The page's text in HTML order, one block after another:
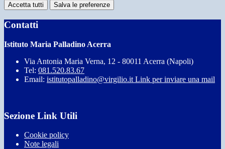
Accetta tutti Salva le preferenze
Contatti
Istituto Maria Palladino Acerra
Via Antonia Maria Verna, 12 - 80011 Acerra (Napoli)
Tel: 081.520.83.67
Email: istitutopalladino@virgilio.it Link per inviare una mail
Sezione Link Utili
Cookie policy
Note legali